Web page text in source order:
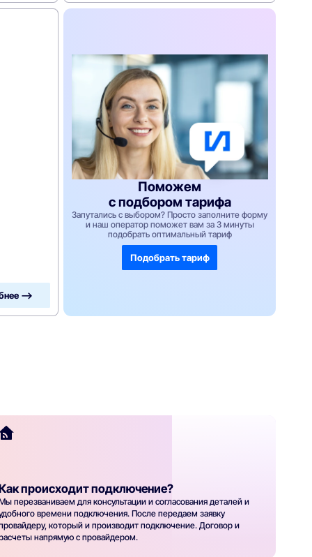
—>
Поможем
с подбором тарифа
Запутались с выбором? Просто заполните форму
и наш оператор поможет вам за 3 минуты
подобрать оптимальный тариф
Подобрать тариф
происходит подключение?
перезваниваем для консультации и согласования деталей и
времени подключения. После передаем заявку
который и производит подключение. Договор и
напрямую с провайдером.